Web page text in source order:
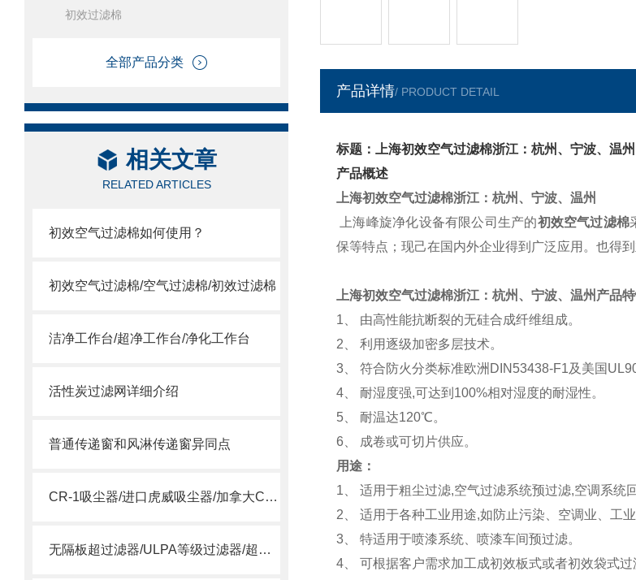
初效过滤棉
全部产品分类
相关文章
RELATED ARTICLES
初效空气过滤棉如何使用？
初效空气过滤棉/空气过滤棉/初效过滤棉
洁净工作台/超净工作台/净化工作台
活性炭过滤网详细介绍
普通传递窗和风淋传递窗异同点
CR-1吸尘器/进口虎威吸尘器/加拿大CR-1吸尘器
无隔板超过滤器/ULPA等级过滤器/超空气过滤器
产品详情/ PRODUCT DETAIL
标题：上海初效空气过滤棉浙江：杭州、宁波、温州
产品概述
上海初效空气过滤棉浙江：杭州、宁波、温州
上海峰旋净化设备有限公司生产的初效空气过滤棉
保等特点；现己在国内外企业得到广泛应用。也得
上海初效空气过滤棉浙江：杭州、宁波、温州 产品特
1、 由高性能抗断裂的无硅合成纤维组成。
2、 利用逐级加密多层技术。
3、 符合防火分类标准欧洲DIN53438-F1及美国
4、 耐湿度强,可达到100%相对湿度的耐湿性。
5、 耐温达120℃。
6、 成卷或可切片供应。
用途：
1、 适用于粗尘过滤,空气过滤系统预过滤,空调系统
2、 适用于各种工业用途,如防止污染、空调业、工
3、 特适用于喷漆系统、 喷漆车间预过滤。
4、 可根据客户需求加工成初效板式或者初效袋式过